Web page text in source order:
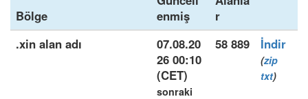
Bölge
enmiş
r
.xin alan adı
07.08.20
26 00:10
(CET)
sonraki
58 889 İndir
(zip
txt)